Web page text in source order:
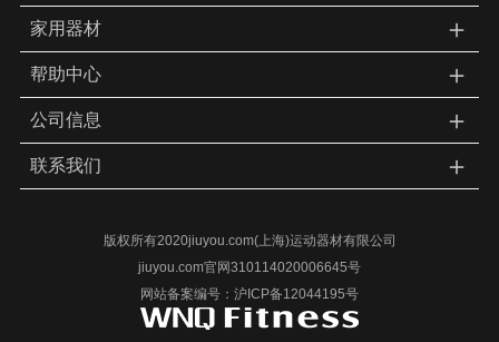
家用器材 ＋
帮助中心 ＋
公司信息 ＋
联系我们 ＋
版权所有2020jiuyou.com(上海)运动器材有限公司
jiuyou.com官网310114020006645号
网站备案编号：沪ICP备12044195号